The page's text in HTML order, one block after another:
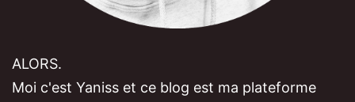
ALORS.
Moi c'est Yaniss et ce blog est ma plateforme